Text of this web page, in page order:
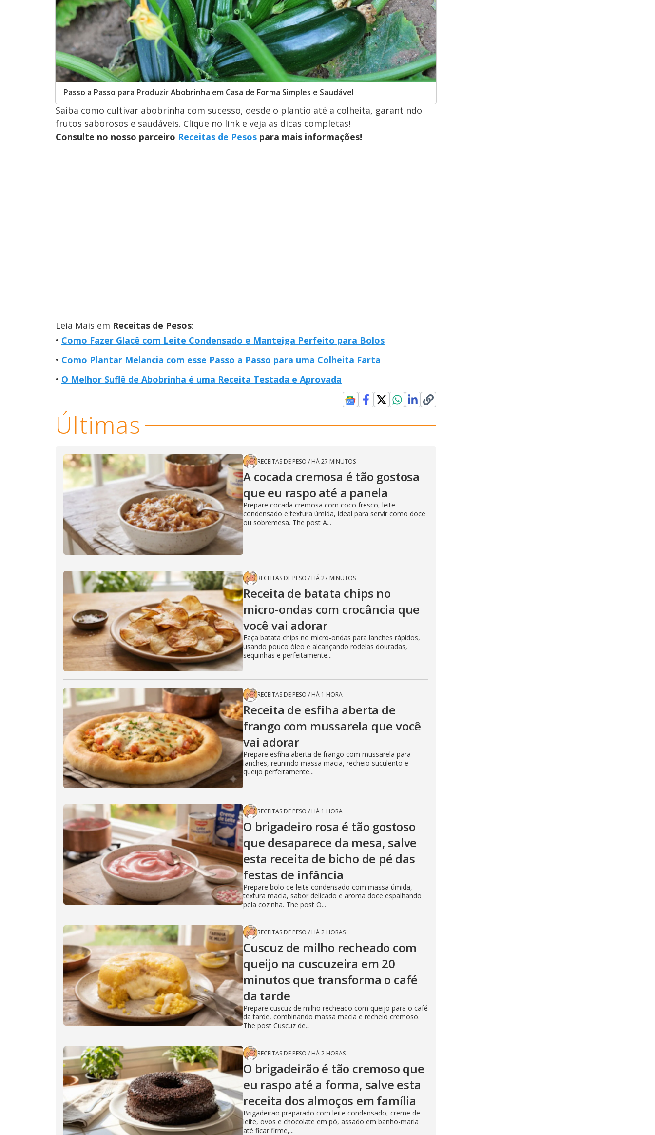
Passo a Passo para Produzir Abobrinha em Casa de Forma Simples e Saudável
Saiba como cultivar abobrinha com sucesso, desde o plantio até a colheita, garantindo
frutos saborosos e saudáveis. Clique no link e veja as dicas completas!
Consulte no nosso parceiro Receitas de Pesos para mais informações!
Leia Mais em Receitas de Pesos:
Como Fazer Glacê com Leite Condensado e Manteiga Perfeito para Bolos
Como Plantar Melancia com esse Passo a Passo para uma Colheita Farta
O Melhor Suflê de Abobrinha é uma Receita Testada e Aprovada
Últimas
RECEITAS DE PESO / HÁ 27 MINUTOS
A cocada cremosa é tão gostosa
que eu raspo até a panela
Prepare cocada cremosa com coco fresco, leite
condensado e textura úmida, ideal para servir como doce
ou sobremesa. The post A...
RECEITAS DE PESO / HÁ 27 MINUTOS
Receita de batata chips no
micro-ondas com crocância que
você vai adorar
Faça batata chips no micro-ondas para lanches rápidos,
usando pouco óleo e alcançando rodelas douradas,
sequinhas e perfeitamente...
RECEITAS DE PESO / HÁ 1 HORA
Receita de esfiha aberta de
frango com mussarela que você
vai adorar
Prepare esfiha aberta de frango com mussarela para
lanches, reunindo massa macia, recheio suculento e
queijo perfeitamente...
RECEITAS DE PESO / HÁ 1 HORA
O brigadeiro rosa é tão gostoso
que desaparece da mesa, salve
esta receita de bicho de pé das
festas de infância
Prepare bolo de leite condensado com massa úmida,
textura macia, sabor delicado e aroma doce espalhando
pela cozinha. The post O...
RECEITAS DE PESO / HÁ 2 HORAS
Cuscuz de milho recheado com
queijo na cuscuzeira em 20
minutos que transforma o café
da tarde
Prepare cuscuz de milho recheado com queijo para o café
da tarde, combinando massa macia e recheio cremoso.
The post Cuscuz de...
RECEITAS DE PESO / HÁ 2 HORAS
O brigadeirão é tão cremoso que
eu raspo até a forma, salve esta
receita dos almoços em família
Brigadeirão preparado com leite condensado, creme de
leite, ovos e chocolate em pó, assado em banho-maria
até ficar firme,...